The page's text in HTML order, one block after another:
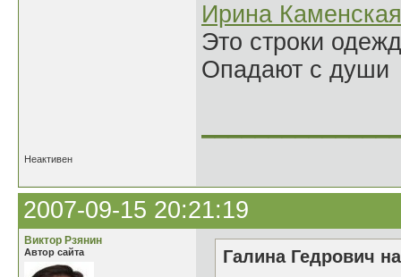
Ирина Каменская
Это строки
Опадают с души
Неактивен
2007-09-15 20:21:19
Виктор Рзянин
Автор сайта Галина Гедрович